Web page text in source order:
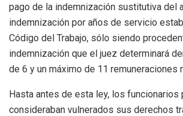
pago de la indemnización sustitutiva del
indemnización por años de servicio
Código del Trabajo, sólo siendo
indemnización que el juez determinará
de 6 y un máximo de 11 remuneraciones
Hasta antes de esta ley, los funcionarios
consideraban vulnerados sus derechos